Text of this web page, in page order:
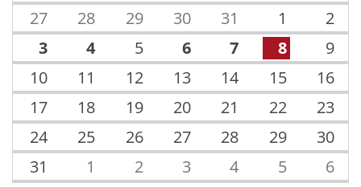
27
28 29 30 31 1
2
3
4 5 6 7 8
9
10
11 12 13 14 15
16
17
18 19 20 21 22
23
24
25 26 27 28 29
30
31
1 2 3 4 5 6